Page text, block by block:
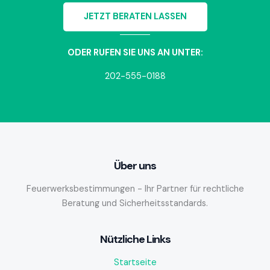
JETZT BERATEN LASSEN
ODER RUFEN SIE UNS AN UNTER:
202-555-0188
Über uns
Feuerwerksbestimmungen - Ihr Partner für rechtliche
Beratung und Sicherheitsstandards.
Nützliche Links
Startseite